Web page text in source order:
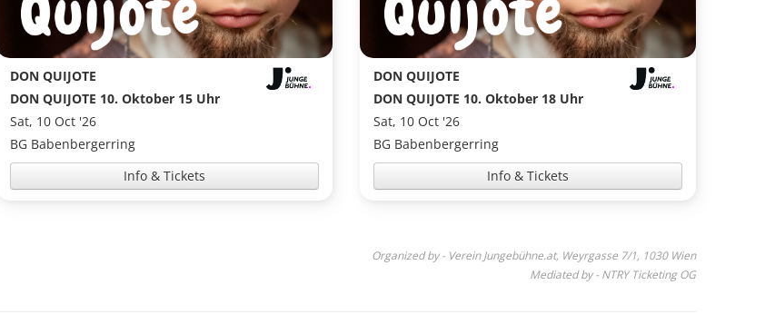
DON QUIJOTE
DON QUIJOTE 10. Oktober 15 Uhr
Sat, 10 Oct '26
BG Babenbergerring
Info & Tickets
DON QUIJOTE
DON QUIJOTE 10. Oktober 18 Uhr
Sat, 10 Oct '26
BG Babenbergerring
Info & Tickets
Organized by - Verein Jungebühne.at, Weyrgasse 7/1, 1030 Wien
Mediated by - NTRY Ticketing OG